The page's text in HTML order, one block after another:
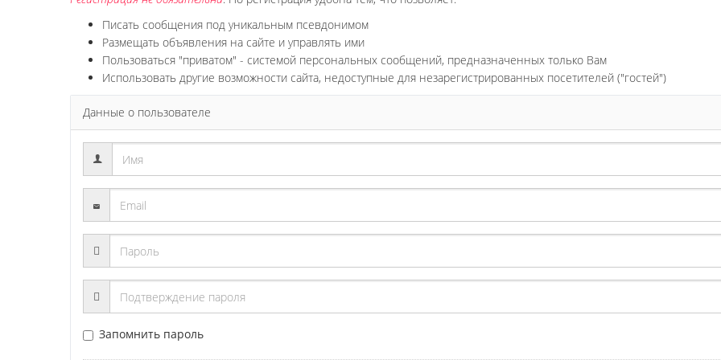
Писать сообщения под уникальным псевдонимом
Размещать объявления на сайте и управлять ими
Пользоваться "приватом" - системой персональных сообщений, предназначенных только Вам
Использовать другие возможности сайта, недоступные для незарегистрированных посетителей ("гостей")
Данные о пользователе
Запомнить пароль